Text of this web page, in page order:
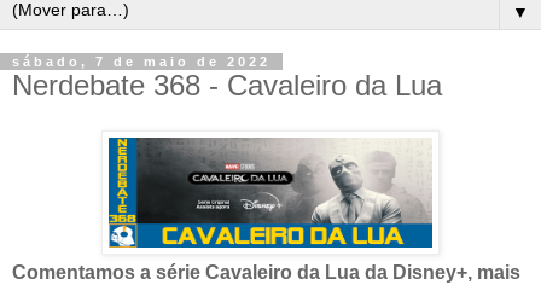
▼
sábado, 7 de maio de 2022
Nerdebate 368 - Cavaleiro da Lua
Comentamos a série Cavaleiro da Lua da Disney+, mais